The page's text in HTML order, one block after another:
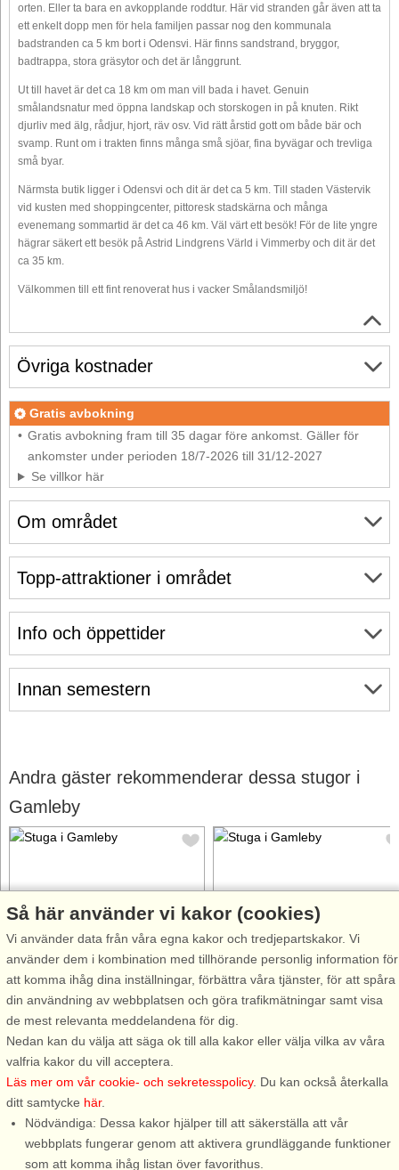
orten. Eller ta bara en avkopplande roddtur. Här vid stranden går även att ta
ett enkelt dopp men för hela familjen passar nog den kommunala
badstranden ca 5 km bort i Odensvi. Här finns sandstrand, bryggor,
badtrappa, stora gräsytor och det är långgrunt.
Ut till havet är det ca 18 km om man vill bada i havet. Genuin
smålandsnatur med öppna landskap och storskogen in på knuten. Rikt
djurliv med älg, rådjur, hjort, räv osv. Vid rätt årstid gott om både bär och
svamp. Runt om i trakten finns många små sjöar, fina byvägar och trevliga
små byar.
Närmsta butik ligger i Odensvi och dit är det ca 5 km. Till staden Västervik
vid kusten med shoppingcenter, pittoresk stadskärna och många
evenemang sommartid är det ca 46 km. Väl värt ett besök! För de lite yngre
hägrar säkert ett besök på Astrid Lindgrens Värld i Vimmerby och dit är det
ca 35 km.
Välkommen till ett fint renoverat hus i vacker Smålandsmiljö!
Om området
Info och öppettider
Innan semestern
Övriga kostnader
Gratis avbokning
Gratis avbokning fram till 35 dagar före ankomst. Gäller för
ankomster under perioden 18/7-2026 till 31/12-2027
Se villkor här
Topp-attraktioner i området
Andra gäster rekommenderar dessa stugor i
Gamleby
Stugnr: 64444
Gamleby
6 personer, 67 m²
40 m till sjö/hav:.
Välkommen till ett underbart
sommarboende med magisk
sjöutsikt i Lilla Oxebo utanför
Gamleby. Huset ligger vackert
natur- och sjönära med bara 40
meter ner till sjön. Till den
barnvänliga badstranden är ...
Stugnr: 31572
Gamleby
3 personer, 48 m²
300 m till sjö/hav:.
Underbart nybyggt hus som
har ett lantligt läge med en
utsikt över vidsträckta ängar
och Oppsjön. Huset ligger strax
utanför den lilla trevliga ...
Så här använder vi kakor (cookies)
Vi använder data från våra egna kakor och tredjepartskakor. Vi
använder dem i kombination med tillhörande personlig information för
att komma ihåg dina inställningar, förbättra våra tjänster, för att spåra
din användning av webbplatsen och göra trafikmätningar samt visa
de mest relevanta meddelandena för dig.
Nedan kan du välja att säga ok till alla kakor eller välja vilka av våra
valfria kakor du vill acceptera.
Läs mer om vår cookie- och sekretesspolicy. Du kan också återkalla
ditt samtycke här.
Nödvändiga: Dessa kakor hjälper till att säkerställa att vår
webbplats fungerar genom att aktivera grundläggande funktioner
som att komma ihåg listan över favorithus.